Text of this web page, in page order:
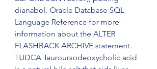
dianabol. Oracle Database SQL
Language Reference for more
information about the ALTER
FLASHBACK ARCHIVE statement.
TUDCA Tauroursodeoxycholic acid